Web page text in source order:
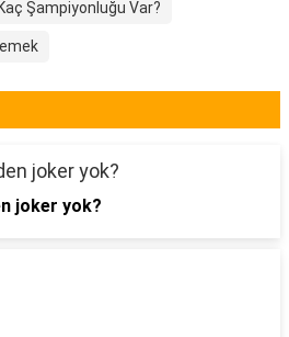
Şampiyonluğu Var?
joker yok?